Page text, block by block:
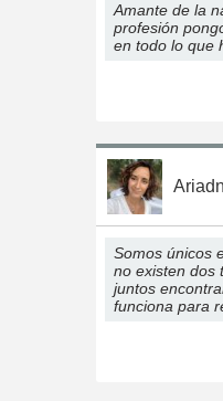
Amante de la
profesión
en todo lo que
Somos únicos
no existen dos
juntos
funciona para